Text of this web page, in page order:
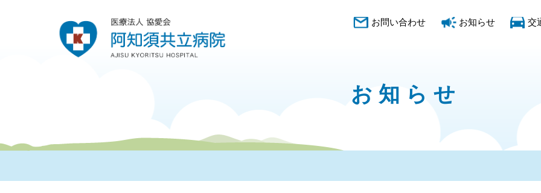
交
お知らせ
お問い合わせ
お知らせ